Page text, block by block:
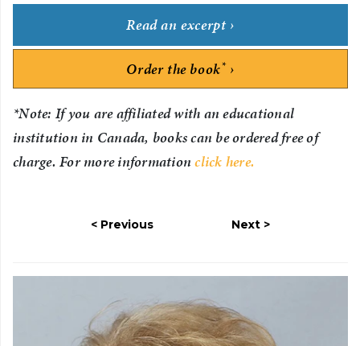
Read an excerpt
Order the book*
*Note: If you are affiliated with an educational
institution in Canada, books can be ordered free of
charge. For more informationclick here.
Previous Next